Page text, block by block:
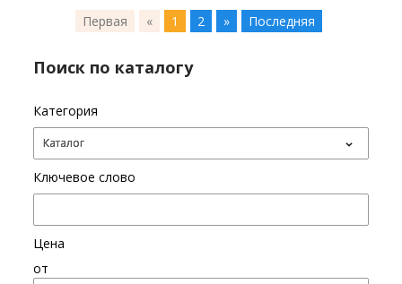
Первая « 1 2 » Последняя
Поиск по каталогу
Категория
Ключевое слово
Цена
от